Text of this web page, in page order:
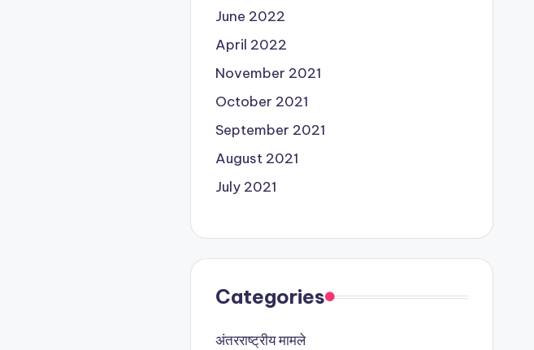
June 2022
April 2022
November 2021
October 2021
September 2021
August 2021
July 2021
Categories
अंतरराष्ट्रीय मामले